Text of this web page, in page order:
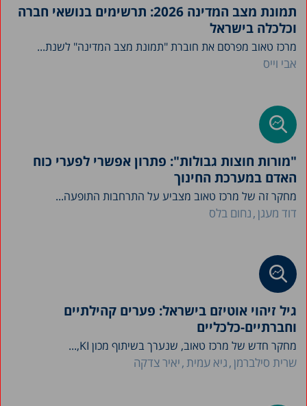
תמונת מצב המדינה 2026: תרשימים בנושאי חברה
וכלכלה בישראל
מרכז טאוב מפרסם את חוברת "תמונת מצב המדינה" לשנת...
אבי וייס
"מורות חוצות גבולות": פתרון אפשרי לפערי כוח
האדם במערכת החינוך
מחקר זה של מרכז טאוב מצביע על התרחבות התופעה...
דוד מעגן נחום בלס
גיל זיהוי אוטיזם בישראל: פערים קהילתיים
וחברתיים-כלכליים
מחקר חדש של מרכז טאוב, שנערך בשיתוף מכון KI,...
שרית סילברמן גיא עמית יאיר צדקה